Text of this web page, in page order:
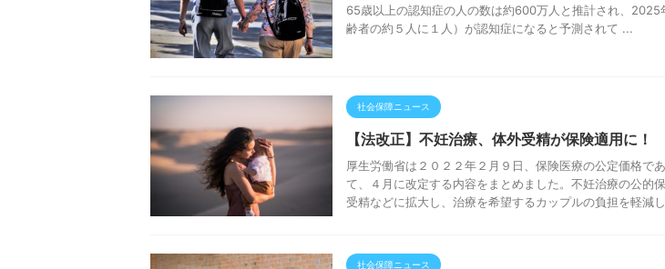
65歳以上の認知症の人の数は約600万人と推計され、2025
齢者の約５人に１人）が認知症になると予測されて ...
社会保障ニュース
【法改正】不妊治療、体外受精が保険適用に！
厚生労働省は２０２２年２月９日、保険医療の公定価格で
て、４月に改定する内容をまとめました。不妊治療の公的
受精などに拡大し、治療を希望するカップルの負担を軽減
社会保障ニュース